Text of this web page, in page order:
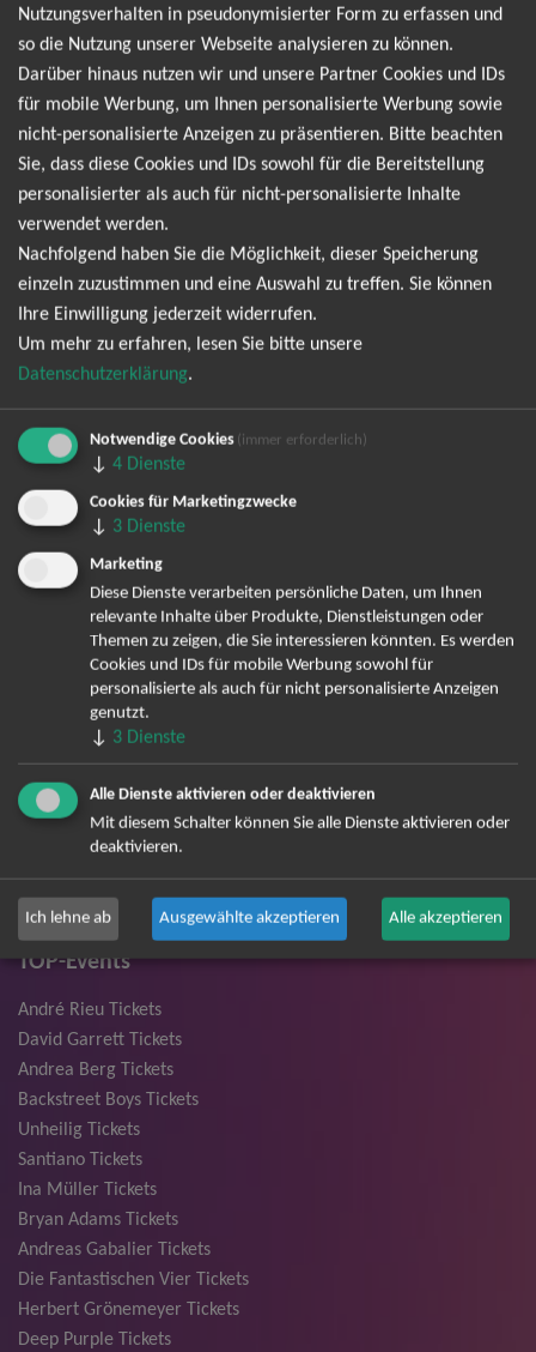
Dua Lipa live, mit prestige.tickets!
NEWSLETTER
Leider gibt es aktuell von Dua Lipa keine Termine.
Wir informieren dich jedoch gerne direkt, sobald
es neue Termine gibt. Einfach hier für den Dua
Lipa Newsletter anmelden und keine Angebote
abonnieren und bin daher mit einer Speicherung meiner E-
entsprechend der
Newsletter kann ich jederzeit wieder abbestellen.
TOP-Events
André Rieu Tickets
David Garrett Tickets
Andrea Berg Tickets
Backstreet Boys Tickets
Unheilig Tickets
Santiano Tickets
Ina Müller Tickets
Bryan Adams Tickets
Andreas Gabalier Tickets
Die Fantastischen Vier Tickets
Herbert Grönemeyer Tickets
Deep Purple Tickets
Nutzungsverhalten in pseudonymisierter Form zu erfassen und
so die Nutzung unserer Webseite analysieren zu können.
Darüber hinaus nutzen wir und unsere Partner Cookies und IDs
für mobile Werbung, um Ihnen personalisierte Werbung sowie
nicht-personalisierte Anzeigen zu präsentieren. Bitte beachten
Sie, dass diese Cookies und IDs sowohl für die Bereitstellung
personalisierter als auch für nicht-personalisierte Inhalte
verwendet werden.
Nachfolgend haben Sie die Möglichkeit, dieser Speicherung
einzeln zuzustimmen und eine Auswahl zu treffen. Sie können
Ihre Einwilligung jederzeit widerrufen.
Um mehr zu erfahren, lesen Sie bitte unsere
Datenschutzerklärung.
Notwendige Cookies (immer erforderlich)
↓ 4 Dienste
Cookies für Marketingzwecke
↓ 3 Dienste
Marketing
Diese Dienste verarbeiten persönliche Daten, um Ihnen
relevante Inhalte über Produkte, Dienstleistungen oder
Themen zu zeigen, die Sie interessieren könnten. Es werden
Cookies und IDs für mobile Werbung sowohl für
personalisierte als auch für nicht personalisierte Anzeigen
genutzt.
↓ 3 Dienste
Alle Dienste aktivieren oder deaktivieren
Mit diesem Schalter können Sie alle Dienste aktivieren oder
deaktivieren.
Ich lehne ab Ausgewählte akzeptieren Alle akzeptieren